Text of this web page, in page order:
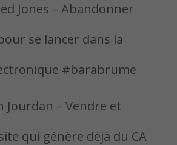
Jones – Abandonner
se lancer dans la
#barabrume
Jourdan – Vendre et
qui génère déjà du CA